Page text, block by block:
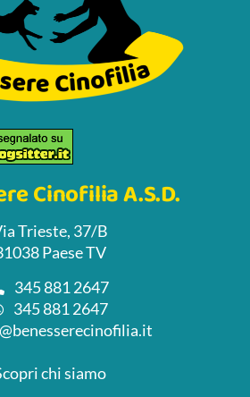
Cinofilia A.S.D.
Trieste, 37/B
Paese TV
345 881 2647
345 881 2647
chi siamo